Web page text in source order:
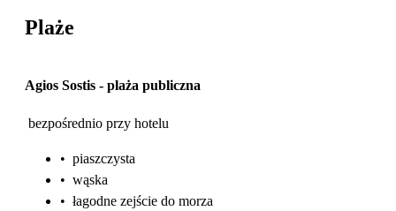
Plaże
Agios Sostis - plaża publiczna
bezpośrednio przy hotelu
• piaszczysta
• wąska
• łagodne zejście do morza